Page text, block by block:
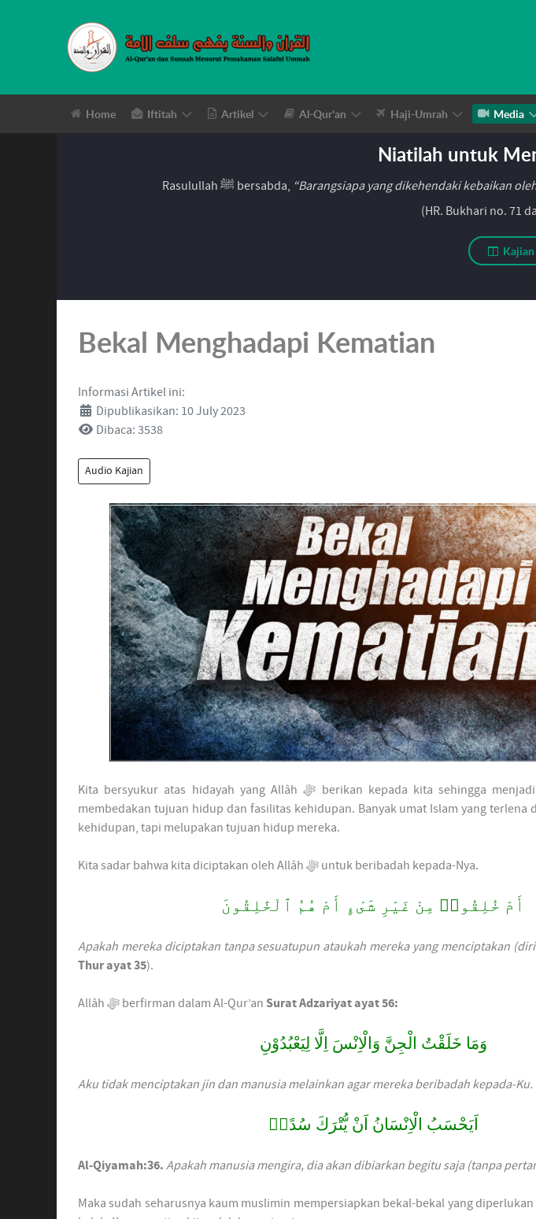
Home Iftitah Artikel Al-Qur'an Haji-Umrah Media
Niatilah untuk
Rasulullah ﷺ bersabda, “Barangsiapa yang dikehendaki kebaikan
(HR. Bukhari no. 71
Bekal Menghadapi Kematian
Informasi Artikel ini:
Dipublikasikan: 10 July 2023
Dibaca: 3538
Audio Kajian
Kita bersyukur atas hidayah yang Allâh ﷻ berikan kepada kita sehingga menjadi muslimin yang mampu
membedakan tujuan hidup dan fasilitas kehidupan. Banyak umat Islam yang terlena
kehidupan, tapi melupakan tujuan hidup mereka.
Kita sadar bahwa kita diciptakan oleh Allâh ﷻ untuk beribadah kepada-Nya.
أَمْ خُلِقُوا۟ مِنْ غَيْرِ شَىْءٍ أَمْ هُمُ ٱلْخَٰلِقُونَ
Apakah mereka diciptakan tanpa sesuatupun ataukah mereka yang menciptakan
Thur ayat 35).
Allâh ﷻ berfirman dalam Al-Qur’an Surat Adzariyat ayat 56:
وَمَا خَلَقْتُ الْجِنَّ وَالْاِنْسَ اِلَّا لِيَعْبُدُوْنِ
Aku tidak menciptakan jin dan manusia melainkan agar mereka beribadah kepada-Ku.
اَيَحْسَبُ الْاِنْسَانُ اَنْ يُّتْرَكَ سُدًىۗ
Al-Qiyamah:36. Apakah manusia mengira, dia akan dibiarkan begitu saja (tanpa
Maka sudah seharusnya kaum muslimin mempersiapkan bekal-bekal yang